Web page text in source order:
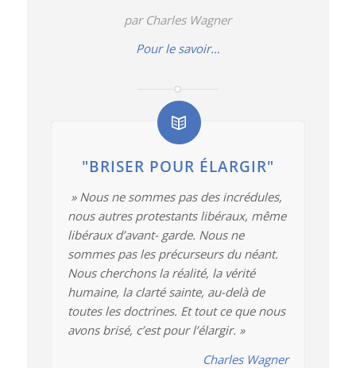
par Charles Wagner
Pour le savoir…
"BRISER POUR ÉLARGIR"
» Nous ne sommes pas des incrédules,
nous autres protestants libéraux, même
libéraux d’avant- garde. Nous ne
sommes pas les précurseurs du néant.
Nous cherchons la réalité, la vérité
humaine, la clarté sainte, au-delà de
toutes les doctrines. Et tout ce que nous
avons brisé, c’est pour l’élargir. »
Charles Wagner